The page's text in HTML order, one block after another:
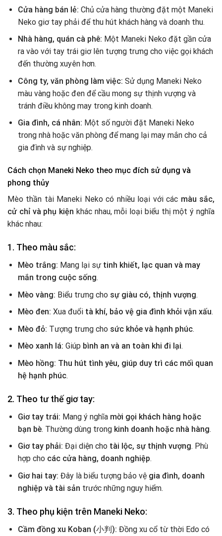
Cửa hàng bán lẻ: Chủ cửa hàng thường đặt một Maneki
Neko giơ tay phải để thu hút khách hàng và doanh thu.
Nhà hàng, quán cà phê: Một Maneki Neko đặt gần cửa
ra vào với tay trái giơ lên tượng trưng cho việc gọi khách
đến thường xuyên hơn.
Công ty, văn phòng làm việc: Sử dụng Maneki Neko
màu vàng hoặc đen để cầu mong sự thịnh vượng và
tránh điều không may trong kinh doanh.
Gia đình, cá nhân: Một số người đặt Maneki Neko
trong nhà hoặc văn phòng để mang lại may mắn cho cả
gia đình và sự nghiệp.
Cách chọn Maneki Neko theo mục đích sử dụng và
phong thủy
Mèo thần tài Maneki Neko có nhiều loại với các màu sắc,
cử chỉ và phụ kiện khác nhau, mỗi loại biểu thị một ý nghĩa
khác nhau:
1. Theo màu sắc:
Mèo trắng: Mang lại sự tinh khiết, lạc quan và may
mắn trong cuộc sống.
Mèo vàng: Biểu trưng cho sự giàu có, thịnh vượng.
Mèo đen: Xua đuổi tà khí, bảo vệ gia đình khỏi vận xấu.
Mèo đỏ: Tượng trưng cho sức khỏe và hạnh phúc.
Mèo xanh lá: Giúp bình an và an toàn khi đi lại.
Mèo hồng: Thu hút tình yêu, giúp duy trì các mối quan
hệ hạnh phúc.
2. Theo tư thế giơ tay:
Giơ tay trái: Mang ý nghĩa mời gọi khách hàng hoặc
bạn bè. Thường dùng trong kinh doanh hoặc nhà hàng.
Giơ tay phải: Đại diện cho tài lộc, sự thịnh vượng. Phù
hợp cho các cửa hàng, doanh nghiệp.
Giơ hai tay: Đây là biểu tượng bảo vệ gia đình, doanh
nghiệp và tài sản trước những nguy hiểm.
3. Theo phụ kiện trên Maneki Neko:
Cầm đồng xu Koban (小判): Đồng xu cổ từ thời Edo có